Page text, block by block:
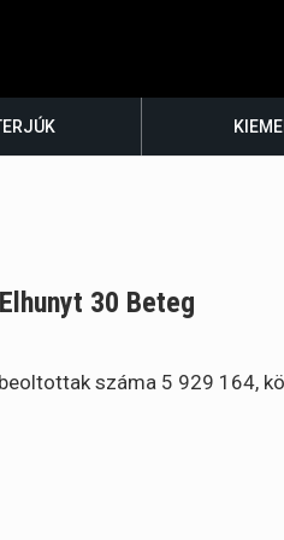
30 Beteg
száma 5 929 164,